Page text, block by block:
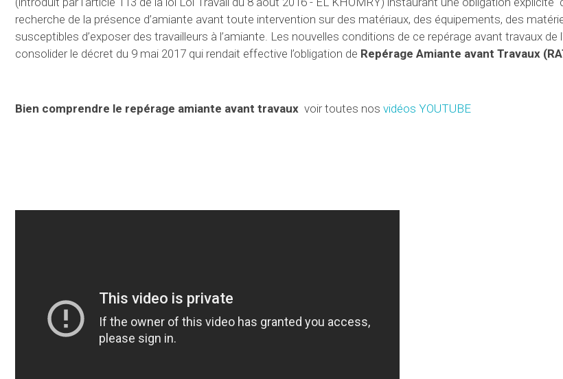
recherche de la présence d’amiante avant toute intervention sur des matériaux, des équipements, des
susceptibles d’exposer des travailleurs à l’amiante. Les nouvelles conditions de ce repérage avant travaux de
consolider le décret du 9 mai 2017 qui rendait effective l’obligation de Repérage Amiante avant Travaux
Bien comprendre le repérage amiante avant travaux voir toutes nos vidéos YOUTUBE